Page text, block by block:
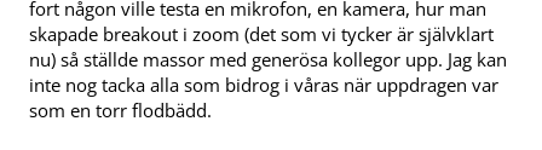
fort någon ville testa en mikrofon, en kamera, hur man
skapade breakout i zoom (det som vi tycker är självklart
nu) så ställde massor med generösa kollegor upp. Jag kan
inte nog tacka alla som bidrog i våras när uppdragen var
som en torr flodbädd.